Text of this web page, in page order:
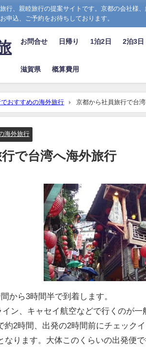
行、親睦旅行の提案サイトです。京都の会社様
申込、ご予約をお待ちしております。
お問合せ 日帰り 1泊2日 2泊3日
滋賀県 概算費用
おすすめの海外旅行 京都から社員旅行で台
海外旅行
で台湾へ海外旅行
から3時間半で到着します。
ン、キャセイ航空などで行くのが一
約2時間、出発の2時間前にチェック
なります。大体このくらいの出発便